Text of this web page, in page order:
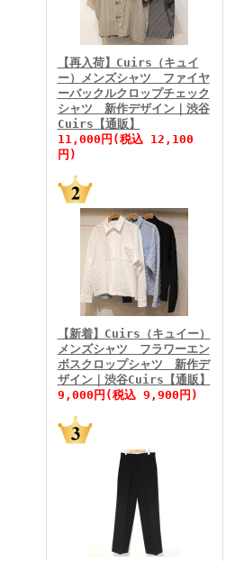
FINEBOYS2026年6月号
FINEBOYS2026年5月号
FINEBOYS2026年4月号
FINEBOYS2026年3月号
【再入荷】Cuirs（キュイ
ー）メンズシャツ ファイヤ
ーバックルクロップチェック
シャツ 新作デザイン｜渋谷
Cuirs【通販】
11,000円(税込 12,100
円)
【新着】Cuirs（キュイー）
メンズシャツ フラワーエン
ボスクロップシャツ 新作デ
ザイン｜渋谷Cuirs【通販】
9,000円(税込 9,900円)